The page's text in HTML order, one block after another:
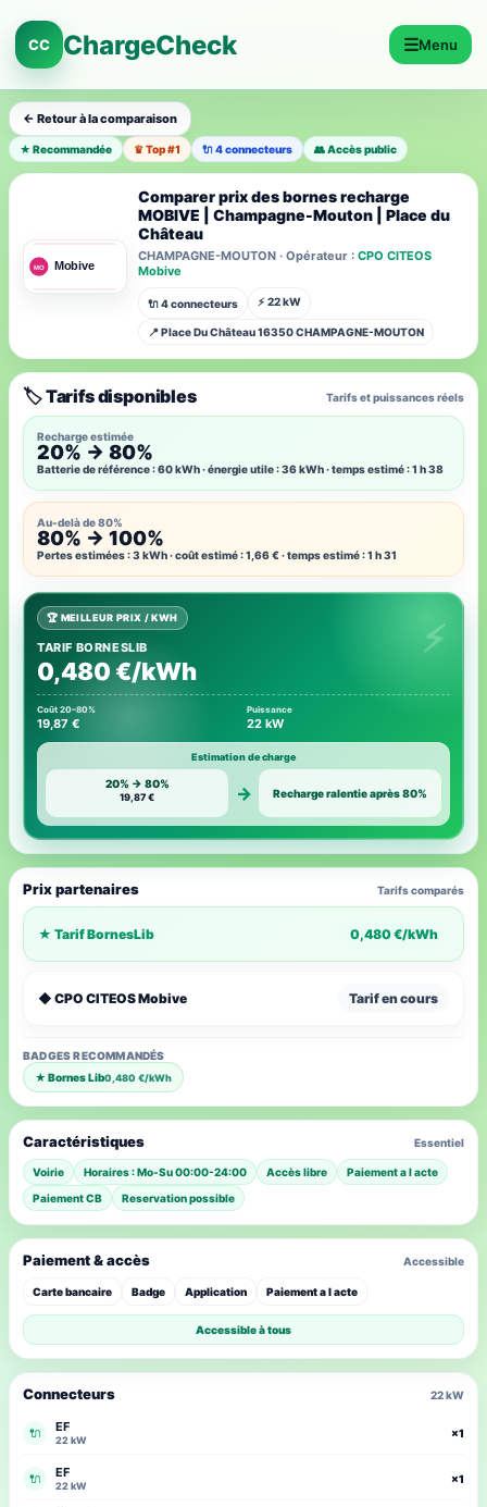
CC ChargeCheck ☰Menu
← Retour à la comparaison
★ Recommandée ♛ Top #1 🔌 4 connecteurs 👥 Accès public
Comparer prix des bornes recharge
MOBIVE | Champagne-Mouton | Place du
Château
CHAMPAGNE-MOUTON · Opérateur : CPO CITEOS
Mobive
🔌 4 connecteurs ⚡ 22 kW
📍 Place Du Château 16350 CHAMPAGNE-MOUTON
🏷️ Tarifs disponibles Tarifs et puissances réels
Recharge estimée
20% → 80%
Batterie de référence : 60 kWh · énergie utile : 36 kWh · temps estimé : 1 h 38
Au-delà de 80%
80% → 100%
Pertes estimées : 3 kWh · coût estimé : 1,66 € · temps estimé : 1 h 31
🏆 MEILLEUR PRIX / KWH
TARIF BORNESLIB
0,480 €/kWh
Coût 20–80%
19,87 €
Puissance
22 kW
Estimation de charge
20% → 80%
19,87 € → Recharge ralentie après 80%
Prix partenaires Tarifs comparés
★ Tarif BornesLib 0,480 €/kWh
◆ CPO CITEOS Mobive Tarif en cours
BADGES RECOMMANDÉS
★ Bornes Lib0,480 €/kWh
Caractéristiques Essentiel
Voirie Horaires : Mo-Su 00:00-24:00 Accès libre
Paiement a l acte
Paiement CB
Reservation possible
Connecteurs 22 kW
🔌 EF
22 kW
×1
🔌 EF
22 kW
×1
Paiement & accès Accessible
Carte bancaire Badge Application Paiement a l acte
Accessible à tous